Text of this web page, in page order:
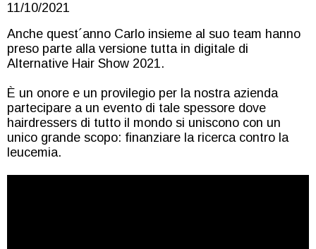
11/10/2021
Anche quest´anno Carlo insieme al suo team hanno
preso parte alla versione tutta in digitale di
Alternative Hair Show 2021.
È un onore e un provilegio per la nostra azienda
partecipare a un evento di tale spessore dove
hairdressers di tutto il mondo si uniscono con un
unico grande scopo: finanziare la ricerca contro la
leucemia.